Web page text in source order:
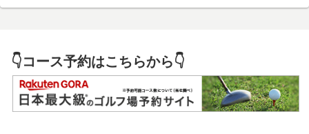
👇コース予約はこちらから👇